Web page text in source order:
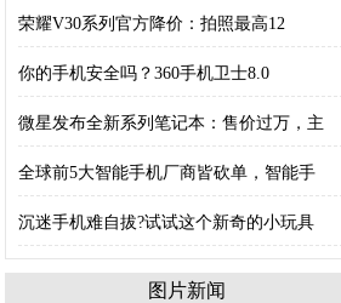
荣耀V30系列官方降价：拍照最高12
你的手机安全吗？360手机卫士8.0
微星发布全新系列笔记本：售价过万，主
全球前5大智能手机厂商皆砍单，智能手
沉迷手机难自拔?试试这个新奇的小玩具
图片新闻